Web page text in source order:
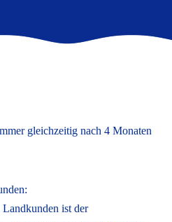
gleichzeitig nach 4 Monaten
ist der